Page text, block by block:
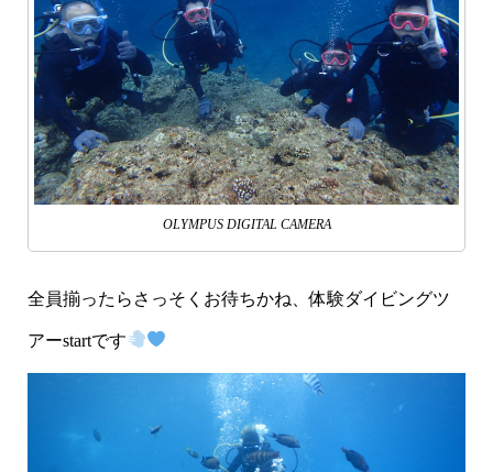
OLYMPUS DIGITAL CAMERA
全員揃ったらさっそくお待ちかね、体験ダイビングツ
アーstartです